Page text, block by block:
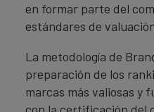
en formar parte del
estándares de
La metodología de
preparación de los
marcas más valiosas y